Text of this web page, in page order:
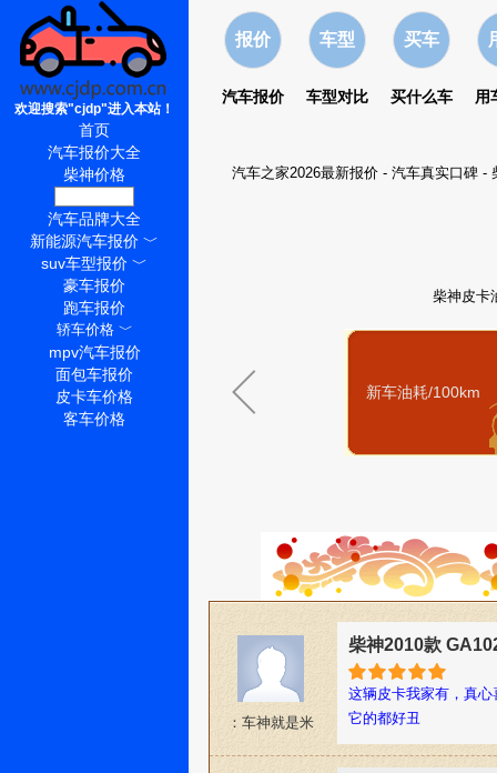
报价
汽车报价
车型
车型对比
买车
买什么车 用
汽车之家2026最新报价- 汽车真实口碑-
柴神皮卡
新车油耗/100km
：车神就是米
柴神2010款
这辆皮卡我家有，真
它的都好丑
欢迎搜索"cjdp"进入本站！
首页
汽车报价大全
柴神价格
汽车品牌大全
新能源汽车报价 ﹀
suv车型报价 ﹀
豪车报价
跑车报价
轿车价格﹀
mpv汽车报价
面包车报价
皮卡车价格
客车价格